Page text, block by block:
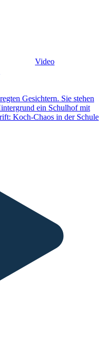
Video